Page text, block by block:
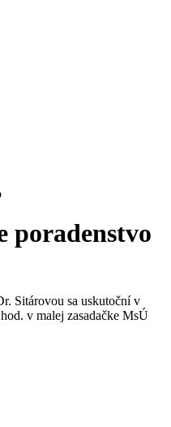
poradenstvo
Sitárovou sa uskutoční v
v malej zasadačke MsÚ